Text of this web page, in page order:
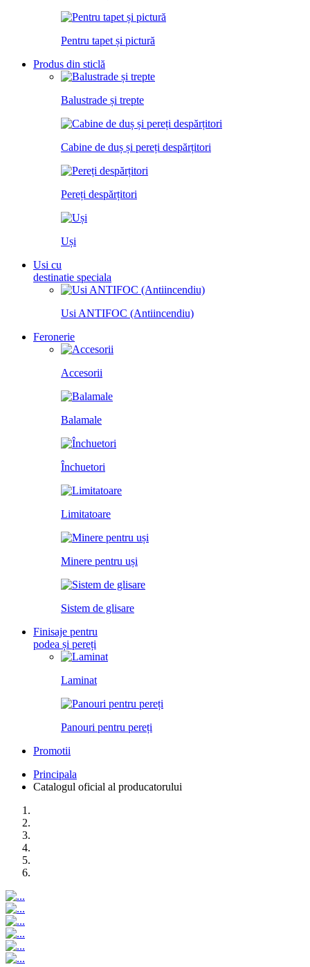
Pentru tapet și pictură
Produs din sticlă
Balustrade și trepte
Cabine de duș și pereți despărțitori
Pereți despărțitori
Uși
Usi cu
destinatie speciala
Usi ANTIFOC (Antiincendiu)
Feronerie
Accesorii
Balamale
Închuetori
Limitatoare
Minere pentru uși
Sistem de glisare
Finisaje pentru
podea și pereți
Laminat
Panouri pentru pereți
Promotii
Principala
Catalogul oficial al producatorului